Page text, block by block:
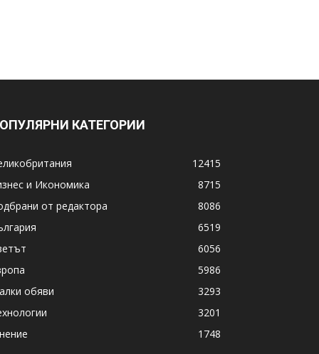
КАТЕГОРИИ
12415
и Икономика
8715
от редактора
8086
6519
6056
5986
обяви
3293
3201
1748